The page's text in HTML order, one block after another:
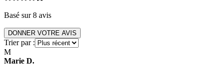
Basé sur8 avis
DONNER VOTRE AVIS
Trier par :
M
Marie D.